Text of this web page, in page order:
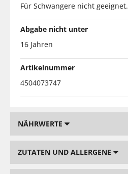
Für Schwangere nicht geeignet.
Abgabe nicht unter
16 Jahren
Artikelnummer
4504073747
NÄHRWERTE
ZUTATEN UND ALLERGENE